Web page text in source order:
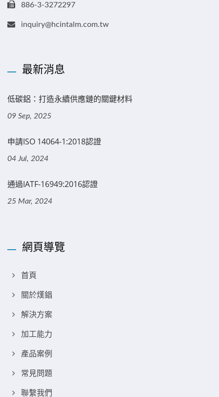
886-3-3272297
inquiry@hcintalm.com.tw
最新消息
低碳鋁：打造永續供應鏈的關鍵材料
09 Sep, 2025
申請ISO 14064-1:2018認證
04 Jul, 2024
通過IATF-16949:2016認證
25 Mar, 2024
網頁導覽
首頁
關於熯錩
解決方案
加工能力
產品案例
常見問題
聯繫我們